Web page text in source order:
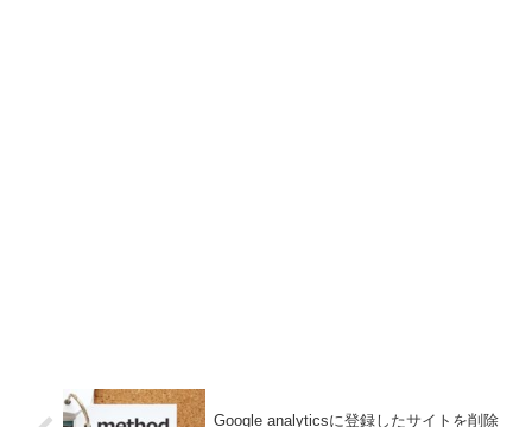
Google analyticsに登録したサイトを削除